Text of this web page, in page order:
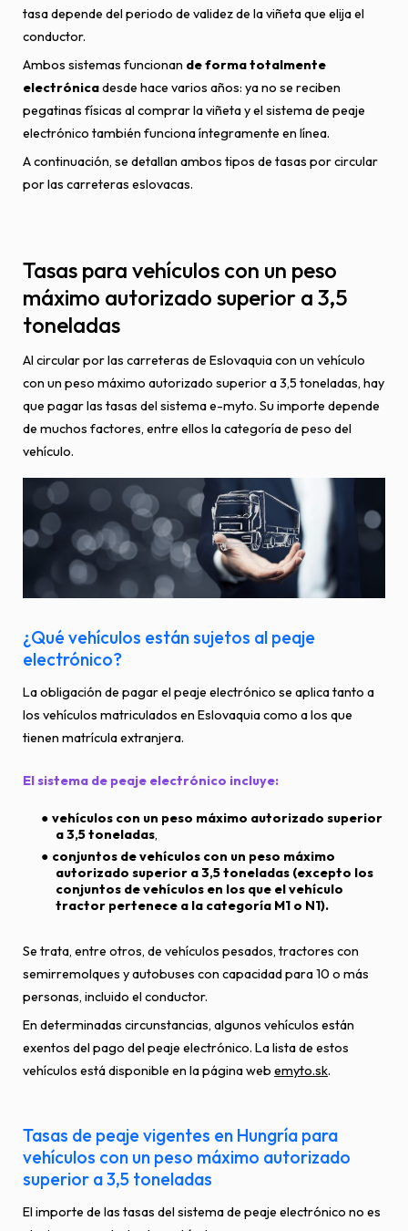
tasa depende del periodo de validez de la viñeta que elija el
conductor.
Ambos sistemas funcionan de forma totalmente
electrónicadesde hace varios años: ya no se reciben
pegatinas físicas al comprar la viñeta y el sistema de peaje
electrónico también funciona íntegramente en línea.
A continuación, se detallan ambos tipos de tasas por circular
por las carreteras eslovacas.
Tasas para vehículos con un peso
máximo autorizado superior a 3,5
toneladas
Al circular por las carreteras de Eslovaquia con un vehículo
con un peso máximo autorizado superior a 3,5 toneladas, hay
que pagar las tasas del sistema e-myto. Su importe depende
de muchos factores, entre ellos la categoría de peso del
vehículo.
¿Qué vehículos están sujetos al peaje
electrónico?
La obligación de pagar el peaje electrónico se aplica tanto a
los vehículos matriculados en Eslovaquia como a los que
tienen matrícula extranjera.
El sistema de peaje electrónico incluye:
vehículos con un peso máximo autorizado superior
a 3,5 toneladas,
conjuntos de vehículos con un peso máximo
autorizado superior a 3,5 toneladas (excepto los
conjuntos de vehículos en los que el vehículo
tractor pertenece a la categoría M1 o N1).
Se trata, entre otros, de vehículos pesados, tractores con
semirremolques y autobuses con capacidad para 10 o más
personas, incluido el conductor.
En determinadas circunstancias, algunos vehículos están
exentos del pago del peaje electrónico. La lista de estos
vehículos está disponible en la página web emyto.sk.
Tasas de peaje vigentes en Hungría para
vehículos con un peso máximo autorizado
superior a 3,5 toneladas
El importe de las tasas del sistema de peaje electrónico no es